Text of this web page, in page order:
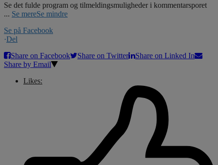
Se det fulde program og tilmeldingsmuligheder i kommentarsporet
... Se mereSe mindre
Se på Facebook
·Del
Share on Facebook
Share on Twitter
Share on Linked In
Share by Email
Likes: